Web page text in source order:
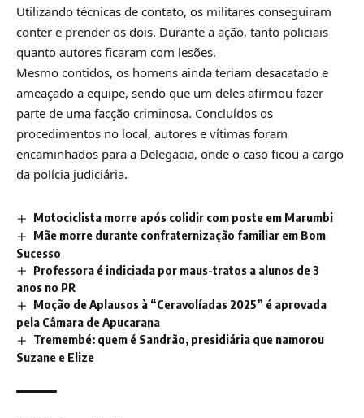
Utilizando técnicas de contato, os militares conseguiram
conter e prender os dois. Durante a ação, tanto policiais
quanto autores ficaram com lesões.
Mesmo contidos, os homens ainda teriam desacatado e
ameaçado a equipe, sendo que um deles afirmou fazer
parte de uma facção criminosa. Concluídos os
procedimentos no local, autores e vítimas foram
encaminhados para a Delegacia, onde o caso ficou a cargo
da polícia judiciária.
Motociclista morre após colidir com poste em Marumbi
Mãe morre durante confraternização familiar em Bom
Sucesso
Professora é indiciada por maus-tratos a alunos de 3
anos no PR
Moção de Aplausos à “Ceravolíadas 2025” é aprovada
pela Câmara de Apucarana
Tremembé: quem é Sandrão, presidiária que namorou
Suzane e Elize